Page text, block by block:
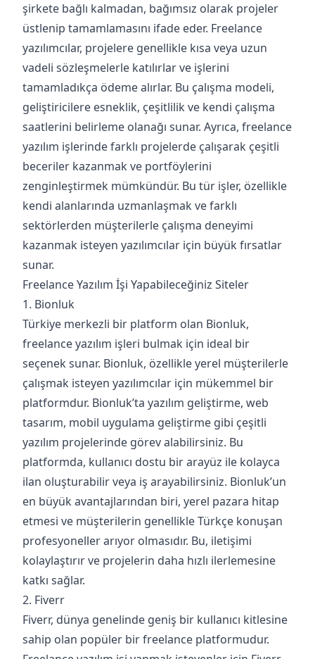
şirkete bağlı kalmadan, bağımsız olarak projeler
üstlenip tamamlamasını ifade eder. Freelance
yazılımcılar, projelere genellikle kısa veya uzun
vadeli sözleşmelerle katılırlar ve işlerini
tamamladıkça ödeme alırlar. Bu çalışma modeli,
geliştiricilere esneklik, çeşitlilik ve kendi çalışma
saatlerini belirleme olanağı sunar. Ayrıca, freelance
yazılım işlerinde farklı projelerde çalışarak çeşitli
beceriler kazanmak ve portföylerini
zenginleştirmek mümkündür. Bu tür işler, özellikle
kendi alanlarında uzmanlaşmak ve farklı
sektörlerden müşterilerle çalışma deneyimi
kazanmak isteyen yazılımcılar için büyük fırsatlar
sunar.
Freelance Yazılım İşi Yapabileceğiniz Siteler
1. Bionluk
Türkiye merkezli bir platform olan Bionluk,
freelance yazılım işleri bulmak için ideal bir
seçenek sunar. Bionluk, özellikle yerel müşterilerle
çalışmak isteyen yazılımcılar için mükemmel bir
platformdur. Bionluk’ta yazılım geliştirme, web
tasarım, mobil uygulama geliştirme gibi çeşitli
yazılım projelerinde görev alabilirsiniz. Bu
platformda, kullanıcı dostu bir arayüz ile kolayca
ilan oluşturabilir veya iş arayabilirsiniz. Bionluk’un
en büyük avantajlarından biri, yerel pazara hitap
etmesi ve müşterilerin genellikle Türkçe konuşan
profesyoneller arıyor olmasıdır. Bu, iletişimi
kolaylaştırır ve projelerin daha hızlı ilerlemesine
katkı sağlar.
2. Fiverr
Fiverr, dünya genelinde geniş bir kullanıcı kitlesine
sahip olan popüler bir freelance platformudur.